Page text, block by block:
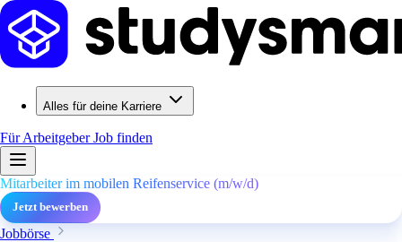
Alles für deine Karriere
Für ArbeitgeberJob finden
Mitarbeiter im mobilen Reifenservice (m/w/d)
Jetzt bewerben
Jobbörse